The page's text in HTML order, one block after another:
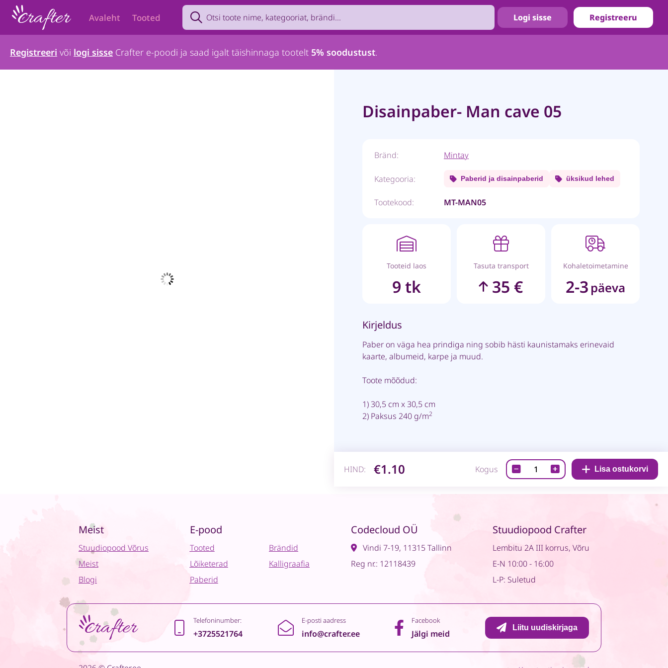
Avaleht Tooted
Search product by name, brand, category...
Logi sisse Registreeru
Registreeri või logi sisse Crafter e-poodi ja saad igalt täishinnaga tootelt 5% soodustust.
Disainpaber- Man cave 05
Bränd: Mintay
Kategooria: Paberid ja disainpaberid üksikud lehed
Tootekood: MT-MAN05
Tooteid laos
9 tk
Tasuta transport
35 €
Kohaletoimetamine
2-3 päeva
Kirjeldus
Paber on väga hea prindiga ning sobib hästi kaunistamaks erinevaid
kaarte, albumeid, karpe ja muud.
Toote mõõdud:
1) 30,5 cm x 30,5 cm
2) Paksus 240 g/m2
HIND: €1.10 Kogus
Disainpaber-
Man
cave
Lisa ostukorvi
Meist
Stuudiopood Võrus
Meist
Blogi
E-pood
Tooted
Lõiketerad
Paberid
Brändid
Kalligraafia
Codecloud OÜ
Vindi 7-19, 11315 Tallinn
Reg nr.: 12118439
Stuudiopood Crafter
Lembitu 2A III korrus, Võru
E-N 10:00 - 16:00
L-P: Suletud
Telefoninumber:
+3725521764
E-posti aadress
info@crafter.ee
Facebook
Jälgi meid
Liitu uudiskirjaga